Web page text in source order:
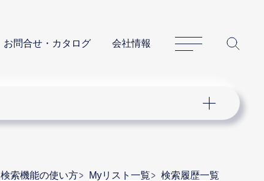
お問合せ・カタログ 会社情報
サイトマップ
検索機能の使い方 Myリスト一覧 検索履歴一覧